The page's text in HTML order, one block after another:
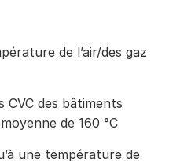
de l’air/des gaz
CVC des bâtiments
de 160 °C
une température de